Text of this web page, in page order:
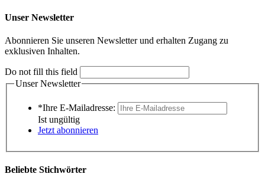
Unser Newsletter
Abonnieren Sie unseren Newsletter und erhalten Zugang zu
exklusiven Inhalten.
Do not fill this field
Unser Newsletter
*Ihre E-Mailadresse:
Ist ungültig
Jetzt abonnieren
Beliebte Stichwörter